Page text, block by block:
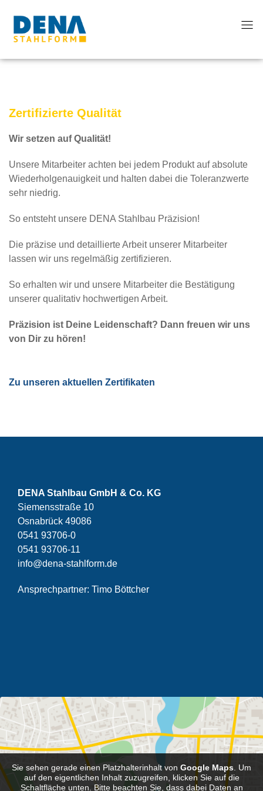
Zertifizierte Qualität
Wir setzen auf Qualität!
Unsere Mitarbeiter achten bei jedem Produkt auf absolute
Wiederholgenauigkeit und halten dabei die Toleranzwerte
sehr niedrig.
So entsteht unsere DENA Stahlbau Präzision!
Die präzise und detaillierte Arbeit unserer Mitarbeiter
lassen wir uns regelmäßig zertifizieren.
So erhalten wir und unsere Mitarbeiter die Bestätigung
unserer qualitativ hochwertigen Arbeit.
Präzision ist Deine Leidenschaft? Dann freuen wir uns
von Dir zu hören!
Zu unseren aktuellen Zertifikaten
DENA Stahlbau GmbH & Co. KG
Siemensstraße 10
Osnabrück 49086
0541 93706-0
0541 93706-11
info@dena-stahlform.de
Ansprechpartner: Timo Böttcher
Sie sehen gerade einen Platzhalterinhalt von Google Maps . Um
auf den eigentlichen Inhalt zuzugreifen, klicken Sie auf die
Schaltfläche unten. Bitte beachten Sie, dass dabei Daten an